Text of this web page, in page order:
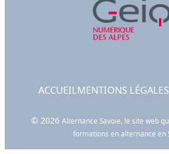
ACCUEILMENTIONS LÉGALES
© 2026 Alternance Savoie, le site web
formations en alternance en